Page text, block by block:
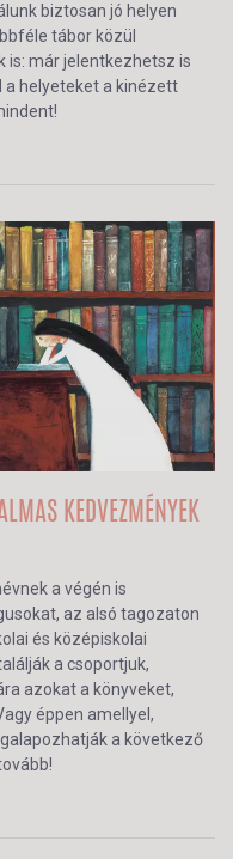
biztosan jó helyen
tábor közül
is: már jelentkezhetsz is
a helyeteket a kinézett
KEDVEZMÉNYEK
a végén is
az alsó tagozaton
és középiskolai
a csoportjuk,
azokat a könyveket,
éppen amellyel,
a következő